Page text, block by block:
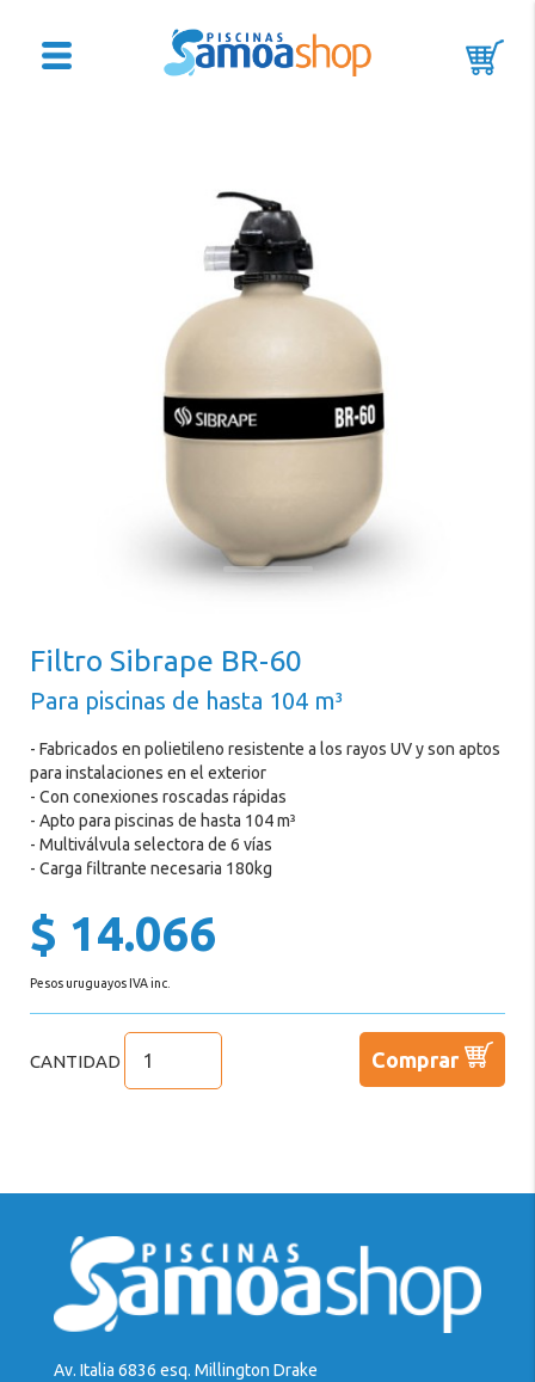
Iluminación
Climatización
Filtros
Bombas
Accesorios
Instalación
Promociones
Filtro Sibrape BR-60
Para piscinas de hasta 104 m³
- Fabricados en polietileno resistente a los rayos UV y son aptos
para instalaciones en el exterior
- Con conexiones roscadas rápidas
- Apto para piscinas de hasta 104 m³
- Multiválvula selectora de 6 vías
- Carga filtrante necesaria 180kg
$ 14.066
Pesos uruguayos IVA inc.
CANTIDAD Comprar
Av. Italia 6836 esq. Millington Drake